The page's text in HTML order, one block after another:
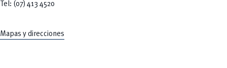
Tel: (07) 413 4520
Mapas y direcciones